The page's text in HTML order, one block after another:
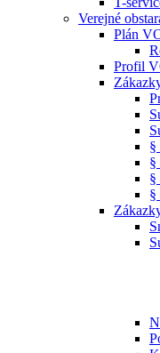
Verejné
Plán
Profil
§
§
§
§